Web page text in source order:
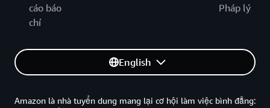
cáo báo
chí
Pháp lý
English
Amazon là nhà tuyển dung mang lại cơ hội làm việc bình đẳng: